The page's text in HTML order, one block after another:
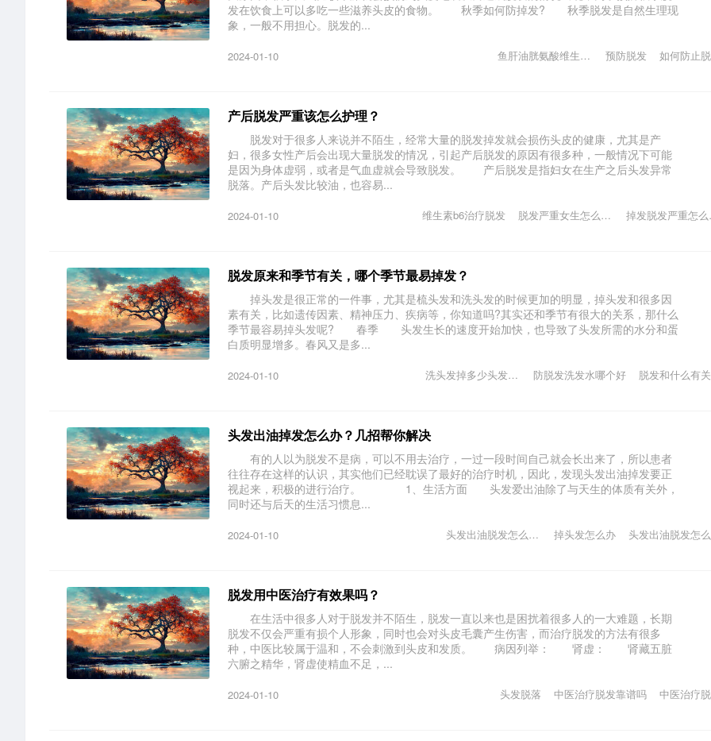
发在饮食上可以多吃一些滋养头皮的食物。 秋季如何防掉发? 秋季脱发是自然生理现
象，一般不用担心。脱发的...
2024-01-10 如何防止
预防脱发
鱼肝油胱氨酸维生素b6治脱发
产后脱发严重该怎么护理？
脱发对于很多人来说并不陌生，经常大量的脱发掉发就会损伤头皮的健康，尤其是产
妇，很多女性产后会出现大量脱发的情况，引起产后脱发的原因有很多种，一般情况下可能
是因为身体虚弱，或者是气血虚就会导致脱发。 产后脱发是指妇女在生产之后头发异常
脱落。产后头发比较油，也容易...
2024-01-10 掉
脱发严重女生怎么调理
维生素b6治疗脱发
脱发原来和季节有关，哪个季节最易掉发？
掉头发是很正常的一件事，尤其是梳头发和洗头发的时候更加的明显，掉头发和很多因
素有关，比如遗传因素、精神压力、疾病等，你知道吗?其实还和季节有很大的关系，那什么
季节最容易掉头发呢? 春季 头发生长的速度开始加快，也导致了头发所需的水分和蛋
白质明显增多。春风又是多...
2024-01-10 脱发和什么有
防脱发洗发水哪个好
洗头发掉多少头发正常
头发出油掉发怎么办？几招帮你解决
有的人以为脱发不是病，可以不用去治疗，一过一段时间自己就会长出来了，所以患者
往往存在这样的认识，其实他们已经耽误了最好的治疗时机，因此，发现头发出油掉发要正
视起来，积极的进行治疗。 1、生活方面 头发爱出油除了与天生的体质有关外，
同时还与后天的生活习惯息...
2024-01-10 头发出油脱发怎
掉头发怎么办
头发出油脱发怎么治疗
脱发用中医治疗有效果吗？
在生活中很多人对于脱发并不陌生，脱发一直以来也是困扰着很多人的一大难题，长期
脱发不仅会严重有损个人形象，同时也会对头皮毛囊产生伤害，而治疗脱发的方法有很多
种，中医比较属于温和，不会刺激到头皮和发质。 病因列举： 肾虚： 肾藏五脏
六腑之精华，肾虚使精血不足，...
2024-01-10 中医治疗
中医治疗脱发靠谱吗
头发脱落